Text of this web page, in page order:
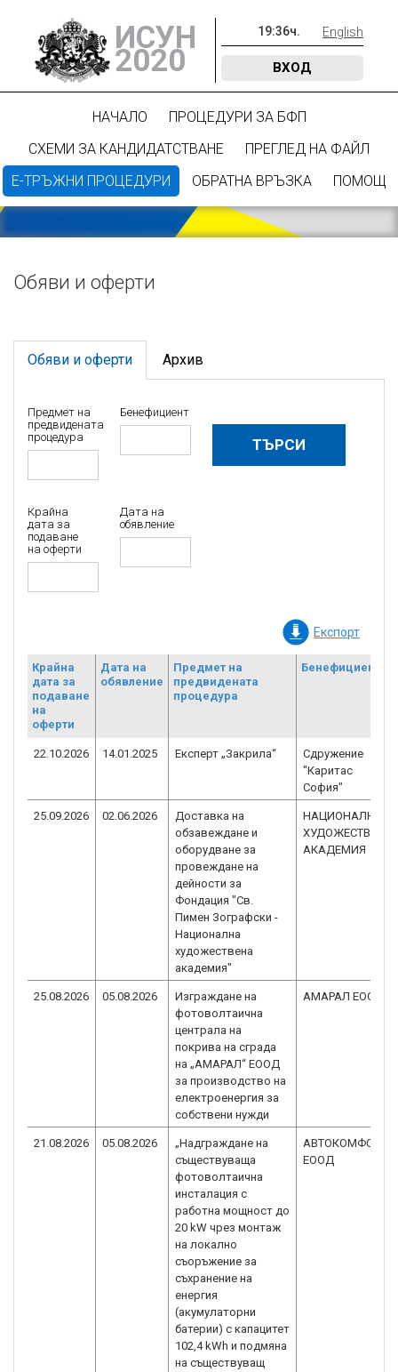
ИСУН
2020
19:36ч. English
ВХОД
НАЧАЛО
ПРОЦЕДУРИ ЗА БФП
СХЕМИ ЗА КАНДИДАТСТВАНЕ
ПРЕГЛЕД НА ФАЙЛ
Е-ТРЪЖНИ ПРОЦЕДУРИ
ОБРАТНА ВРЪЗКА ПОМОЩ
Обяви и оферти
Обяви и оферти Архив
Предмет на
предвидената
процедура
Бенефициент
Крайна
дата за
подаване
на оферти
Дата на
обявление
Експорт
Крайна
дата за
подаване
на
оферти
Дата на
обявление
Предмет на
предвидената
процедура
Бенефициент
22.10.2026 14.01.2025 Експерт „Закрила“
Сдружение
"Каритас
София"
25.09.2026 02.06.2026
Доставка на
обзавеждане и
оборудване за
провеждане на
дейности за
Фондация "Св.
Пимен Зографски -
Национална
художествена
академия"
НАЦИОНАЛНА
ХУДОЖЕСТВЕНА
АКАДЕМИЯ
25.08.2026 05.08.2026
Изграждане на
фотоволтаична
централа на
покрива на сграда
на „АМАРАЛ“ ЕООД
за производство на
електроенергия за
собствени нужди
АМАРАЛ ЕООД
21.08.2026 05.08.2026
„Надграждане на
съществуваща
фотоволтаична
инсталация с
работна мощност до
20 kW чрез монтаж
на локално
съоръжение за
съхранение на
енергия
(акумулаторни
батерии) с капацитет
102,4 kWh и подмяна
на съществуващ
АВТОКОМФОРТ
ЕООД